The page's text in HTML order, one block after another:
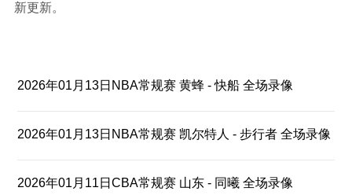
新更新。
2026年01月13日NBA常规赛 黄蜂 - 快船 全场录像
2026年01月13日NBA常规赛 凯尔特人 - 步行者 全场录像
2026年01月11日CBA常规赛 山东 - 同曦 全场录像